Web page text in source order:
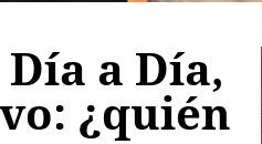
a Día,
¿quién